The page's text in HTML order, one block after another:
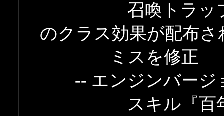
召喚トラップで
のクラス効果が配布さ
ミスを修正
-- エンジンバージ
スキル『百年の